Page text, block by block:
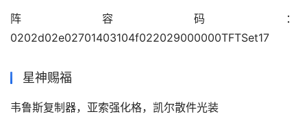
阵容码：
0202d02e02701403104f022029000000TFTSet17
星神赐福
韦鲁斯复制器，亚索强化格，凯尔散件光装